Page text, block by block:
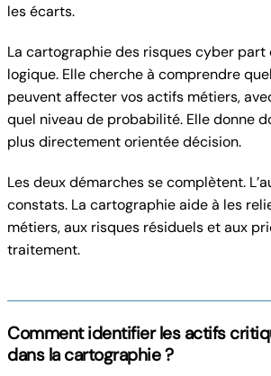
les écarts.
La cartographie des risques cyber part
logique. Elle cherche à comprendre
peuvent affecter vos actifs métiers,
quel niveau de probabilité. Elle donne
plus directement orientée décision.
Les deux démarches se complètent.
constats. La cartographie aide à les
métiers, aux risques résiduels et aux
traitement.
Comment identifier les actifs
dans la cartographie ?